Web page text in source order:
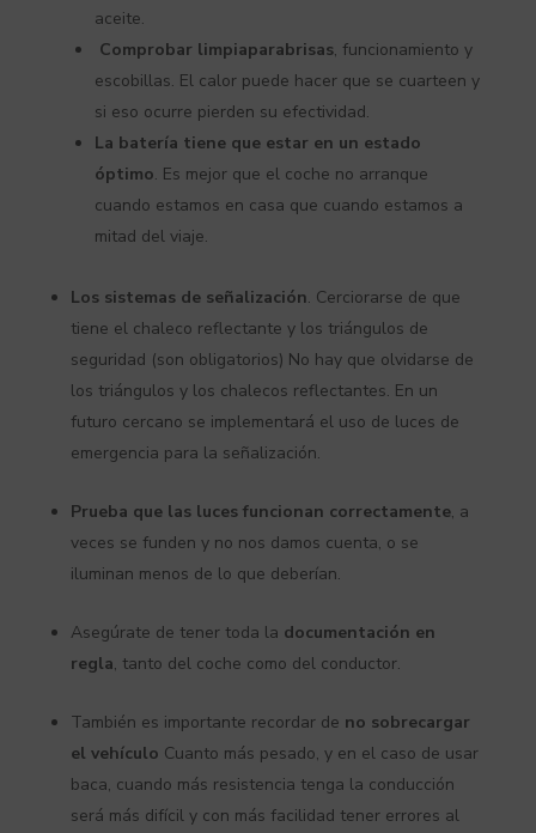
aceite.
Comprobar limpiaparabrisas, funcionamiento y
escobillas. El calor puede hacer que se cuarteen y
si eso ocurre pierden su efectividad.
La batería tiene que estar en un estado
óptimo. Es mejor que el coche no arranque
cuando estamos en casa que cuando estamos a
mitad del viaje.
Los sistemas de señalización. Cerciorarse de que
tiene el chaleco reflectante y los triángulos de
seguridad (son obligatorios) No hay que olvidarse de
los triángulos y los chalecos reflectantes. En un
futuro cercano se implementará el uso de luces de
emergencia para la señalización.
Prueba que las luces funcionan correctamente, a
veces se funden y no nos damos cuenta, o se
iluminan menos de lo que deberían.
Asegúrate de tener toda la documentación en
regla, tanto del coche como del conductor.
También es importante recordar de no sobrecargar
el vehículo Cuanto más pesado, y en el caso de usar
baca, cuando más resistencia tenga la conducción
será más difícil y con más facilidad tener errores al